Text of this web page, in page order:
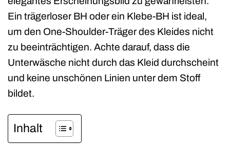
Ein trägerloser BH oder ein Klebe-BH ist ideal,
um den One-Shoulder-Träger des Kleides nicht
zu beeinträchtigen. Achte darauf, dass die
Unterwäsche nicht durch das Kleid durchscheint
und keine unschönen Linien unter dem Stoff
bildet.
Inhalt